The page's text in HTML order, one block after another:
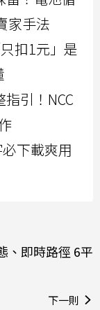
家手法
扣1元」是
引！NCC
下載爽用
、即時路徑 6平
下一則